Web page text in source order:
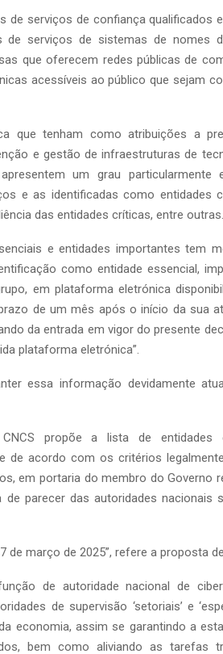
de serviços de confiança qualificados
serviços de sistemas de nomes
que oferecem redes públicas de
acessíveis ao público que sejam
que tenham como atribuições a
e gestão de infraestruturas de
um grau particularmente
e as identificadas como entidades
das entidades críticas, entre outras.
e entidades importantes tem
como entidade essencial,
em plataforma eletrónica
de um mês após o início da sua
da entrada em vigor do presente
plataforma eletrónica”.
essa informação devidamente
propõe a lista de entidades
de acordo com os critérios
em portaria do membro do Governo
parecer das autoridades nacionais
de março de 2025”, refere a proposta
de autoridade nacional de
de supervisão ‘setoriais’ e
economia, assim se garantindo a
bem como aliviando as tarefas